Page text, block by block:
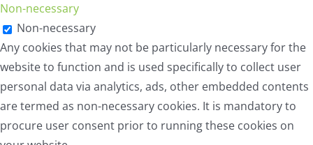
Non-necessary
Non-necessary
Any cookies that may not be particularly necessary for the
website to function and is used specifically to collect user
personal data via analytics, ads, other embedded contents
are termed as non-necessary cookies. It is mandatory to
procure user consent prior to running these cookies on